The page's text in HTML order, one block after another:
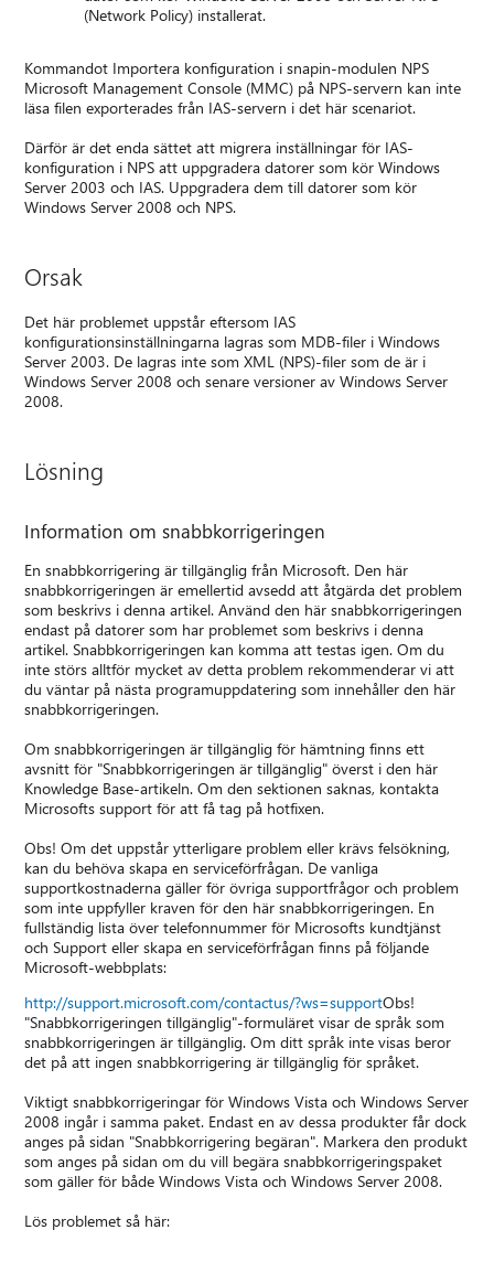
(Network Policy) installerat.
Kommandot Importera konfiguration i snapin-modulen NPS
Microsoft Management Console (MMC) på NPS-servern kan inte
läsa filen exporterades från IAS-servern i det här scenariot.
Därför är det enda sättet att migrera inställningar för IAS-
konfiguration i NPS att uppgradera datorer som kör Windows
Server 2003 och IAS. Uppgradera dem till datorer som kör
Windows Server 2008 och NPS.
Orsak
Det här problemet uppstår eftersom IAS
konfigurationsinställningarna lagras som MDB-filer i Windows
Server 2003. De lagras inte som XML (NPS)-filer som de är i
Windows Server 2008 och senare versioner av Windows Server
2008.
Lösning
Information om snabbkorrigeringen
En snabbkorrigering är tillgänglig från Microsoft. Den här
snabbkorrigeringen är emellertid avsedd att åtgärda det problem
som beskrivs i denna artikel. Använd den här snabbkorrigeringen
endast på datorer som har problemet som beskrivs i denna
artikel. Snabbkorrigeringen kan komma att testas igen. Om du
inte störs alltför mycket av detta problem rekommenderar vi att
du väntar på nästa programuppdatering som innehåller den här
snabbkorrigeringen.
Om snabbkorrigeringen är tillgänglig för hämtning finns ett
avsnitt för "Snabbkorrigeringen är tillgänglig" överst i den här
Knowledge Base-artikeln. Om den sektionen saknas, kontakta
Microsofts support för att få tag på hotfixen.
Obs! Om det uppstår ytterligare problem eller krävs felsökning,
kan du behöva skapa en serviceförfrågan. De vanliga
supportkostnaderna gäller för övriga supportfrågor och problem
som inte uppfyller kraven för den här snabbkorrigeringen. En
fullständig lista över telefonnummer för Microsofts kundtjänst
och Support eller skapa en serviceförfrågan finns på följande
Microsoft-webbplats:
http://support.microsoft.com/contactus/?ws=supportObs!
"Snabbkorrigeringen tillgänglig"-formuläret visar de språk som
snabbkorrigeringen är tillgänglig. Om ditt språk inte visas beror
det på att ingen snabbkorrigering är tillgänglig för språket.
Viktigt snabbkorrigeringar för Windows Vista och Windows Server
2008 ingår i samma paket. Endast en av dessa produkter får dock
anges på sidan "Snabbkorrigering begäran". Markera den produkt
som anges på sidan om du vill begära snabbkorrigeringspaket
som gäller för både Windows Vista och Windows Server 2008.
Lös problemet så här: